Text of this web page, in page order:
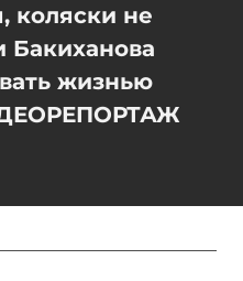
коляски не
Бакиханова
жизнью